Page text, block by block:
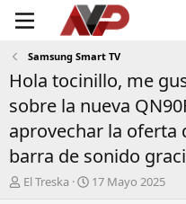
Samsung Smart TV
Hola tocinillo, me
sobre la nueva
aprovechar la oferta
barra de sonido
IEl Treska
F17 Mayo 2025